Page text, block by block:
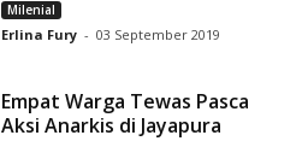
Milenial
Erlina Fury - 03 September 2019
Empat Warga Tewas Pasca
Aksi Anarkis di Jayapura